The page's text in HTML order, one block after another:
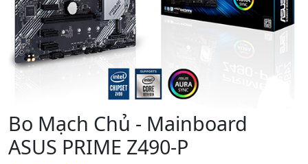
Bo Mạch Chủ - Mainboard
ASUS PRIME Z490-P